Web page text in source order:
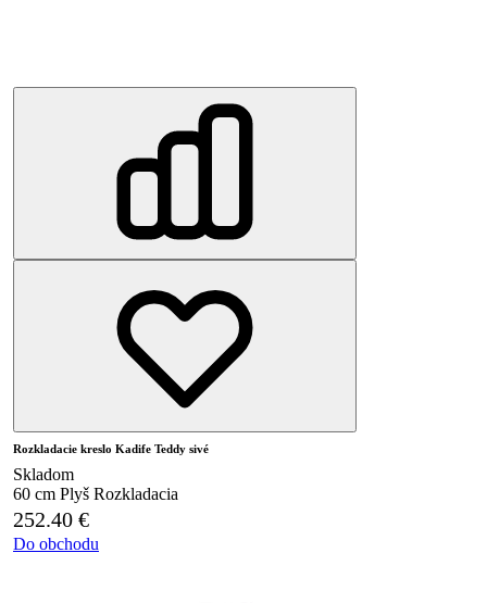
Rozkladacie kreslo Kadife Teddy sivé
Skladom
60 cm Plyš Rozkladacia
252.40 €
Do obchodu